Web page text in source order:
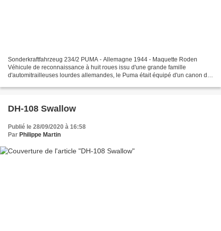
Sonderkraftfahrzeug 234/2 PUMA - Allemagne 1944 - Maquette Roden
Véhicule de reconnaissance à huit roues issu d'une grande famille
d'automitrailleuses lourdes allemandes, le Puma était équipé d'un canon de
DH-108 Swallow
Publié le 28/09/2020 à 16:58
Par Philippe Martin